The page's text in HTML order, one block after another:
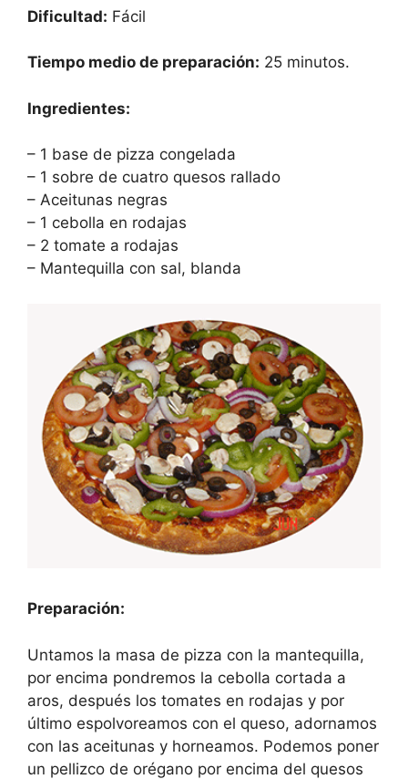
Dificultad: Fácil
Tiempo medio de preparación: 25 minutos.
Ingredientes:
– 1 base de pizza congelada
– 1 sobre de cuatro quesos rallado
– Aceitunas negras
– 1 cebolla en rodajas
– 2 tomate a rodajas
– Mantequilla con sal, blanda
Preparación:
Untamos la masa de pizza con la mantequilla,
por encima pondremos la cebolla cortada a
aros, después los tomates en rodajas y por
último espolvoreamos con el queso, adornamos
con las aceitunas y horneamos. Podemos poner
un pellizco de orégano por encima del quesos